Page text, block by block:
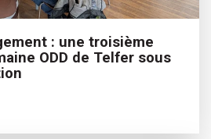
: une troisième
ODD de Telfer sous